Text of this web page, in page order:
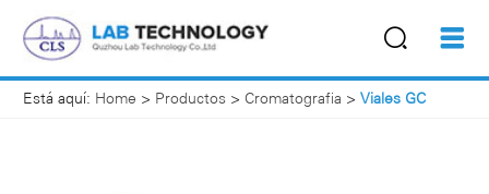
Está aquí: Home > Productos > Cromatografia > Viales GC